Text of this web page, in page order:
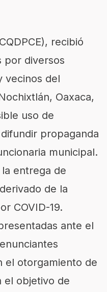
recibió
por diversos
vecinos del
Oaxaca,
uso de
propaganda
municipal.
entrega de
de la
COVID-19.
ante el
el otorgamiento de
el objetivo de